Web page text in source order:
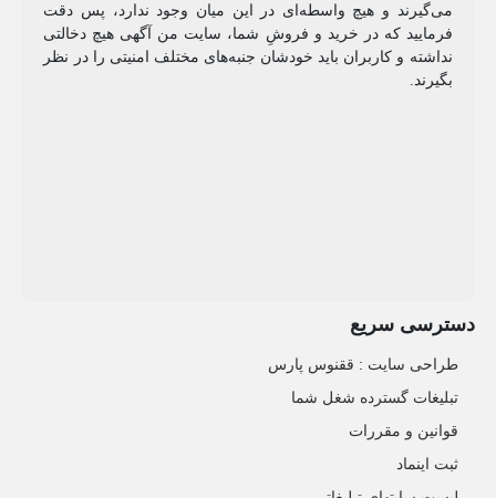
می‌گیرند و هیچ واسطه‌ای در این میان وجود ندارد، پس دقت
فرمایید که در خرید و فروشِ شما، سایت من آگهی هیچ دخالتی
نداشته و کاربران باید خودشان جنبه‌های مختلف امنیتی را در نظر
بگیرند.
دسترسی سریع
طراحی سایت :‌ ققنوس پارس
تبلیغات گسترده شغل شما
قوانین و مقررات
ثبت اینماد